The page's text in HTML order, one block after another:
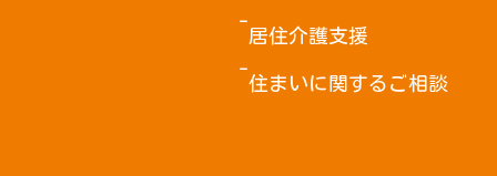
居住介護支援
住まいに関するご相談